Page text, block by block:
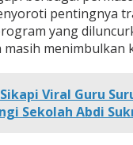
r
f
a
t
pentingnya
yang
masih menimbulkan
Sikapi Viral Guru
Sekolah Abdi